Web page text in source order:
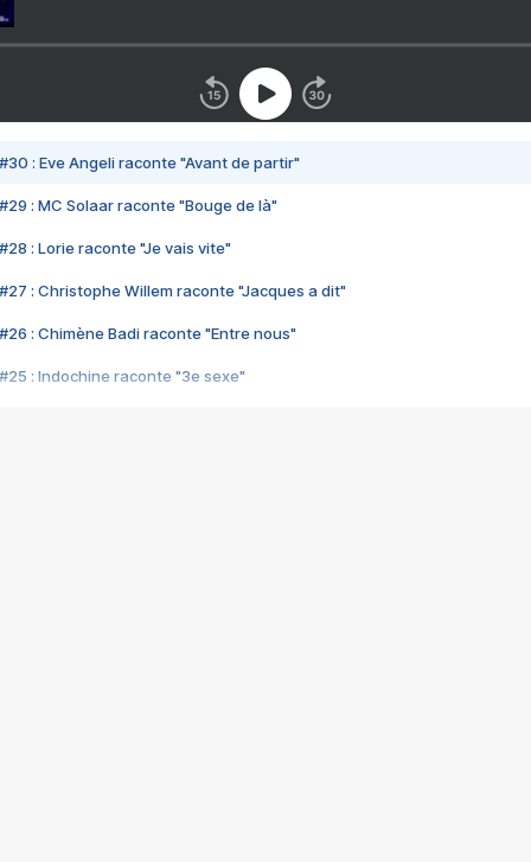
#30 : Eve Angeli raconte "Avant de partir"
#29 : MC Solaar raconte "Bouge de là"
#28 : Lorie raconte "Je vais vite"
#27 : Christophe Willem raconte "Jacques a dit"
#26 : Chimène Badi raconte "Entre nous"
#25 : Indochine raconte "3e sexe"